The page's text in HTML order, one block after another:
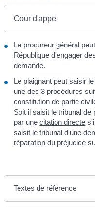
Cour d'appel
Le procureur général
République d'engager
demande.
Le plaignant peut saisir
une des 3 procédures
constitution de partie
Soit il saisit le tribunal de
par unecitation directe
saisit le tribunal d'une
réparation du préjudice
Textes de référence